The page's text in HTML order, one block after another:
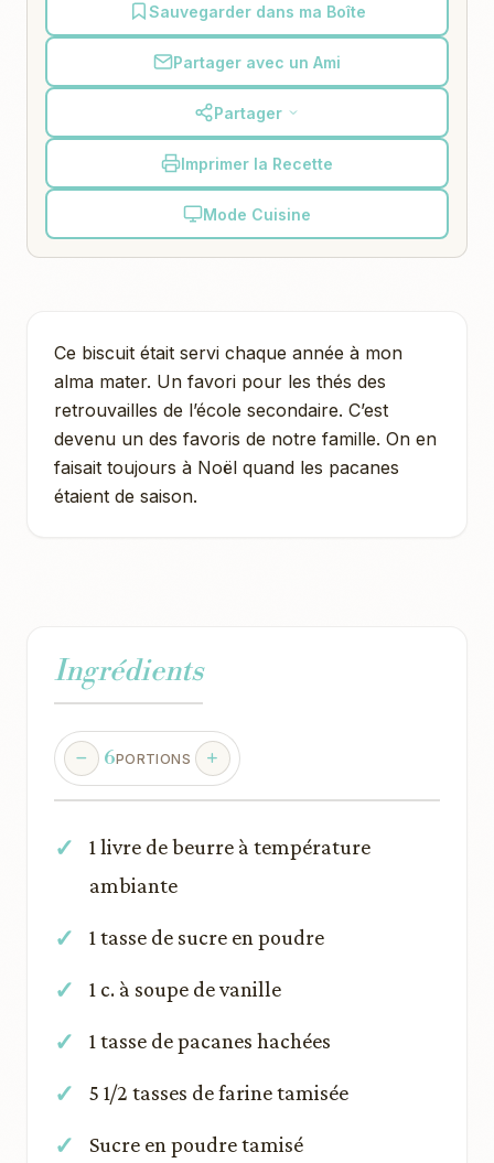
Sauvegarder dans ma Boîte
Partager avec un Ami
Partager
Imprimer la Recette
Mode Cuisine
Ce biscuit était servi chaque année à mon
alma mater. Un favori pour les thés des
retrouvailles de l’école secondaire. C’est
devenu un des favoris de notre famille. On en
faisait toujours à Noël quand les pacanes
étaient de saison.
Ingrédients
6PORTIONS
1 livre de beurre à température
ambiante
1 tasse de sucre en poudre
1 c. à soupe de vanille
1 tasse de pacanes hachées
5 1/2 tasses de farine tamisée
Sucre en poudre tamisé